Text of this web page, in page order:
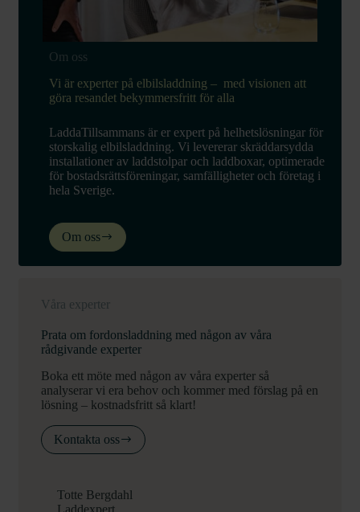
Om oss
Vi är experter på elbilsladdning – med visionen att
göra resandet bekymmersfritt för alla
LaddaTillsammans är er expert på helhetslösningar för
storskalig elbilsladdning. Vi levererar skräddarsydda
installationer av laddstolpar och laddboxar, optimerade
för bostadsrättsföreningar, samfälligheter och företag i
hela Sverige.
Om oss
Våra experter
Prata om fordonsladdning med någon av våra
rådgivande experter
Boka ett möte med någon av våra experter så
analyserar vi era behov och kommer med förslag på en
lösning – kostnadsfritt så klart!
Kontakta oss
Totte Bergdahl